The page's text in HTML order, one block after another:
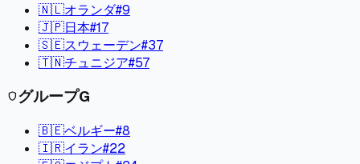
🇳🇱オランダ#9
🇯🇵日本#17
🇸🇪スウェーデン#37
🇹🇳チュニジア#57
shieldグループG
🇧🇪ベルギー#8
🇮🇷イラン#22